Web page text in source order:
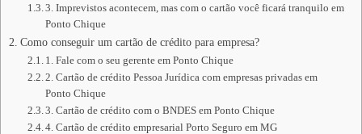
3. Imprevistos acontecem, mas com o cartão você ficará tranquilo em
Ponto Chique
Como conseguir um cartão de crédito para empresa?
1. Fale com o seu gerente em Ponto Chique
2. Cartão de crédito Pessoa Jurídica com empresas privadas em
Ponto Chique
3. Cartão de crédito com o BNDES em Ponto Chique
4. Cartão de crédito empresarial Porto Seguro em MG